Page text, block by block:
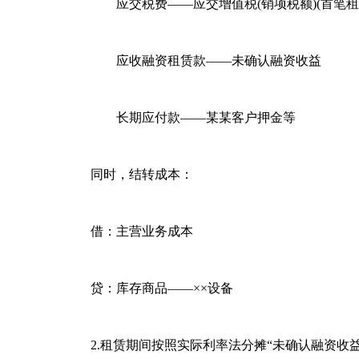
应交税费——应交增值税(销项税额)(首笔租
应收融资租赁款——未确认融资收益
长期应付款——某某客户押金等
同时，结转成本：
借：主营业务成本
贷：库存商品——××设备
2.租赁期间按照实际利率法分摊“未确认融资收益